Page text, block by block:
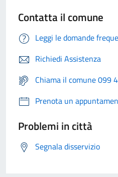
Contatta il comune
Leggi le domande
Richiedi Assistenza
Chiama il comune 099
Prenota un
Problemi in città
Segnala disservizio